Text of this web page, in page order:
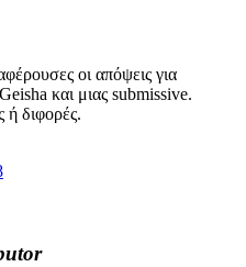
οι απόψεις για
και μιας submissive.
ή διφορές.